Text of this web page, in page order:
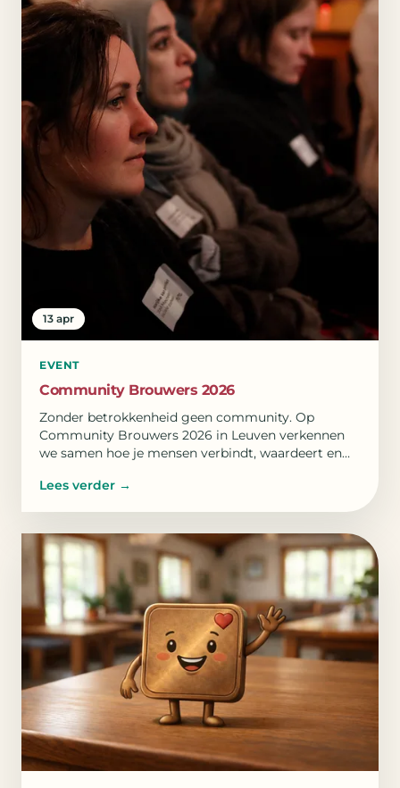
13 apr
EVENT
Community Brouwers 2026
Zonder betrokkenheid geen community. Op
Community Brouwers 2026 in Leuven verkennen
we samen hoe je mensen verbindt, waardeert en
Lees verder →